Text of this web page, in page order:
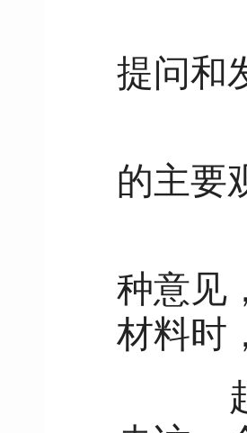
（
提问和
（
的主要
（
种意见
材料时
起